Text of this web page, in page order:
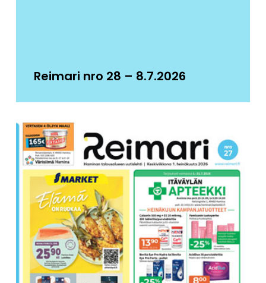
Reimari nro 28 – 8.7.2026